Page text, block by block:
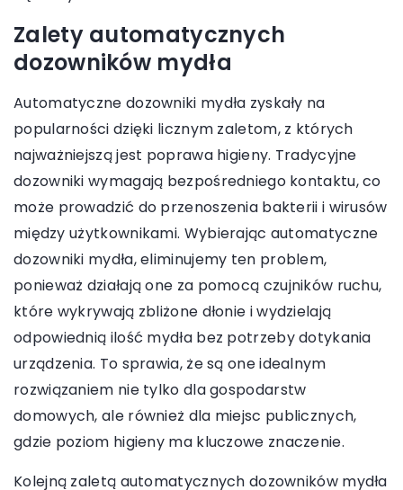
Zalety automatycznych
dozowników mydła
Automatyczne dozowniki mydła zyskały na
popularności dzięki licznym zaletom, z których
najważniejszą jest poprawa higieny. Tradycyjne
dozowniki wymagają bezpośredniego kontaktu, co
może prowadzić do przenoszenia bakterii i wirusów
między użytkownikami. Wybierając automatyczne
dozowniki mydła, eliminujemy ten problem,
ponieważ działają one za pomocą czujników ruchu,
które wykrywają zbliżone dłonie i wydzielają
odpowiednią ilość mydła bez potrzeby dotykania
urządzenia. To sprawia, że są one idealnym
rozwiązaniem nie tylko dla gospodarstw
domowych, ale również dla miejsc publicznych,
gdzie poziom higieny ma kluczowe znaczenie.
Kolejną zaletą automatycznych dozowników mydła